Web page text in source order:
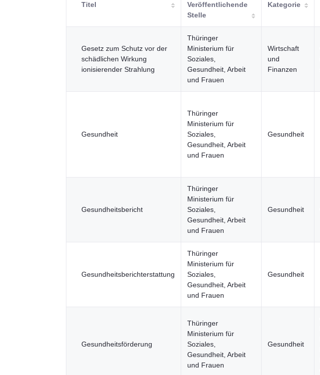
Titel
Veröffentlichende
Stelle
Kategorie
Gesetz zum Schutz vor der
schädlichen Wirkung
ionisierender Strahlung
Thüringer
Ministerium für
Soziales,
Gesundheit, Arbeit
und Frauen
Wirtschaft
und
Finanzen
Gesundheit
Thüringer
Ministerium für
Soziales,
Gesundheit, Arbeit
und Frauen
Gesundheit
Gesundheitsbericht
Thüringer
Ministerium für
Soziales,
Gesundheit, Arbeit
und Frauen
Gesundheit
Gesundheitsberichterstattung
Thüringer
Ministerium für
Soziales,
Gesundheit, Arbeit
und Frauen
Gesundheit
Gesundheitsförderung
Thüringer
Ministerium für
Soziales,
Gesundheit, Arbeit
und Frauen
Gesundheit